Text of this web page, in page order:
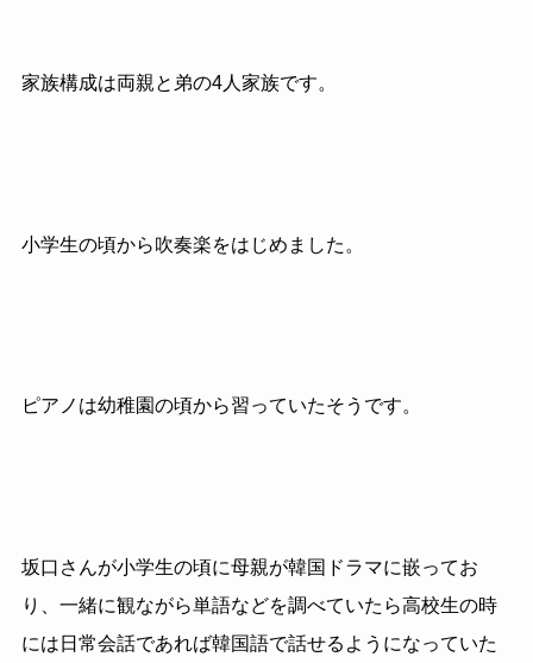
家族構成は両親と弟の4人家族です。
小学生の頃から吹奏楽をはじめました。
ピアノは幼稚園の頃から習っていたそうです。
坂口さんが小学生の頃に母親が韓国ドラマに嵌ってお
り、一緒に観ながら単語などを調べていたら高校生の時
には日常会話であれば韓国語で話せるようになっていた